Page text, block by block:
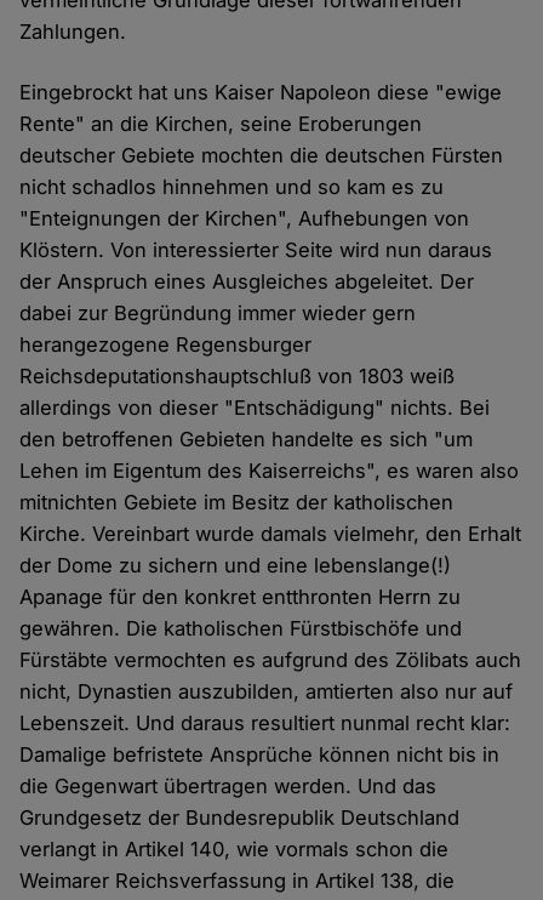
Zahlungen.
Eingebrockt hat uns Kaiser Napoleon diese "ewige
Rente" an die Kirchen, seine Eroberungen
deutscher Gebiete mochten die deutschen Fürsten
nicht schadlos hinnehmen und so kam es zu
"Enteignungen der Kirchen", Aufhebungen von
Klöstern. Von interessierter Seite wird nun daraus
der Anspruch eines Ausgleiches abgeleitet. Der
dabei zur Begründung immer wieder gern
herangezogene Regensburger
Reichsdeputationshauptschluß von 1803 weiß
allerdings von dieser "Entschädigung" nichts. Bei
den betroffenen Gebieten handelte es sich "um
Lehen im Eigentum des Kaiserreichs", es waren also
mitnichten Gebiete im Besitz der katholischen
Kirche. Vereinbart wurde damals vielmehr, den Erhalt
der Dome zu sichern und eine lebenslange(!)
Apanage für den konkret entthronten Herrn zu
gewähren. Die katholischen Fürstbischöfe und
Fürstäbte vermochten es aufgrund des Zölibats auch
nicht, Dynastien auszubilden, amtierten also nur auf
Lebenszeit. Und daraus resultiert nunmal recht klar:
Damalige befristete Ansprüche können nicht bis in
die Gegenwart übertragen werden. Und das
Grundgesetz der Bundesrepublik Deutschland
verlangt in Artikel 140, wie vormals schon die
Weimarer Reichsverfassung in Artikel 138, die